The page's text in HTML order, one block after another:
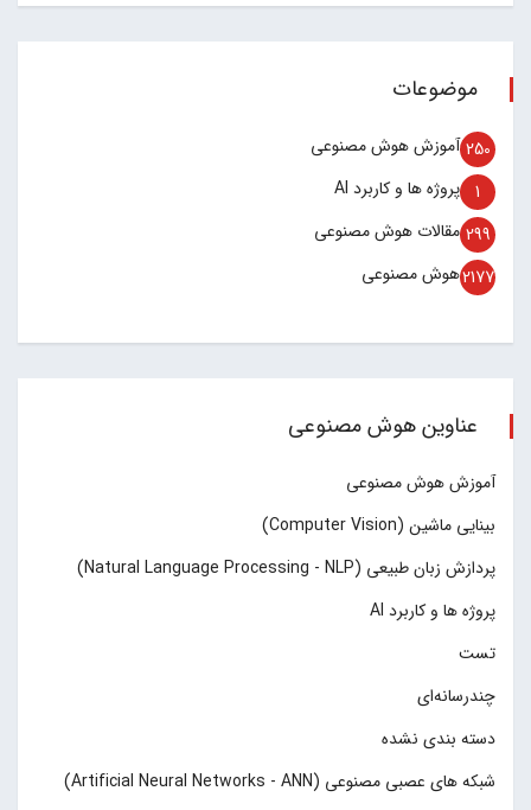
موضوعات
آموزش هوش مصنوعی 250
پروژه ها و کاربرد AI 1
مقالات هوش مصنوعی 299
هوش مصنوعی2177
عناوین هوش مصنوعی
آموزش هوش مصنوعی
بینایی ماشین (Computer Vision)
پردازش زبان طبیعی (Natural Language Processing - NLP)
پروژه ها و کاربرد AI
تست
چند‌‌رسانه‌ای
دسته بندی نشده
شبکه های عصبی مصنوعی (Artificial Neural Networks - ANN)